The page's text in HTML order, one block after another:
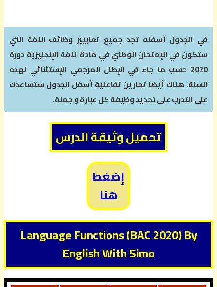
في الجدول أسفله تجد جميع تعابيير وظائف اللغة التي
ستكون في الإمتحان الوطني في مادة اللغة الإنجليزية دورة
2020 حسب ما جاء في الإطال المرجعي الإستثنائي لهذه
السنة. هناك أيضا تمارين تفاعلية أسفل الجدول ستساعدك
على التدرب على تحديد وظيفة كل عبارة و جملة.
تحميل وثيقة الدرس
إضغط
هنا
Language Functions (BAC 2020) By
English With Simo